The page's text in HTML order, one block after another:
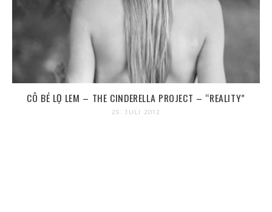
CÔ BÉ LỌ LEM – THE CINDERELLA PROJECT – “REALITY”
25. JULI 2012